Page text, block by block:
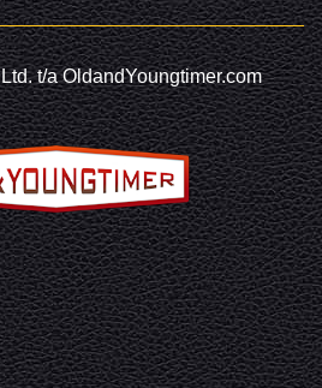
t/a OldandYoungtimer.com